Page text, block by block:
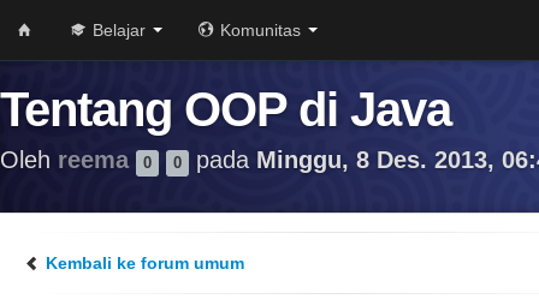
Belajar Komunitas
Tentang OOP di Java
Oleh reema 0 0 pada Minggu, 8 Des. 2013,
Kembali ke forum umum